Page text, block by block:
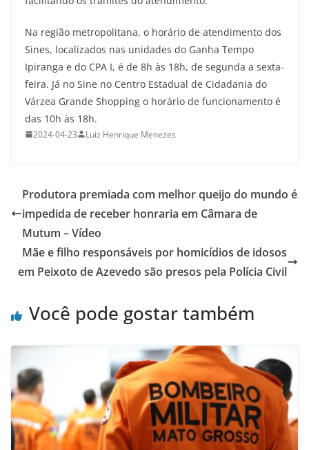
Na região metropolitana, o horário de atendimento dos
Sines, localizados nas unidades do Ganha Tempo
Ipiranga e do CPA I, é de 8h às 18h, de segunda a sexta-
feira. Já no Sine no Centro Estadual de Cidadania do
Várzea Grande Shopping o horário de funcionamento é
das 10h às 18h.
2024-04-23 Luiz Henrique Menezes
Produtora premiada com melhor queijo do mundo é
impedida de receber honraria em Câmara de
Mutum – Vídeo
Mãe e filho responsáveis por homicídios de idosos
em Peixoto de Azevedo são presos pela Polícia Civil
Você pode gostar também